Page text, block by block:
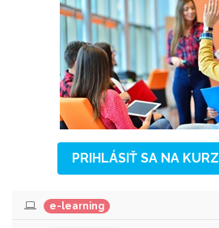
PRIHLÁSIŤ SA NA KURZ
e-learning